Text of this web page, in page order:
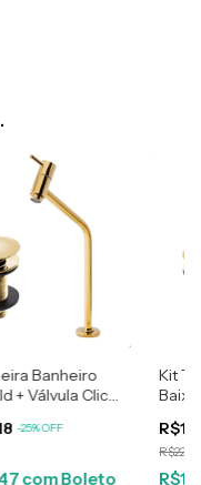
Banheiro
+ Válvula Click
-25%OFF
comBoleto
Kit